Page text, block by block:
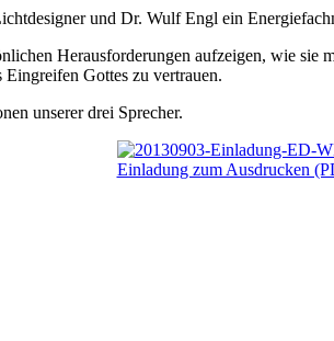
und Dr. Wulf Engl ein
Herausforderungen aufzeigen, wie
Gottes zu vertrauen.
unserer drei Sprecher.
Einladung zum Ausdrucken